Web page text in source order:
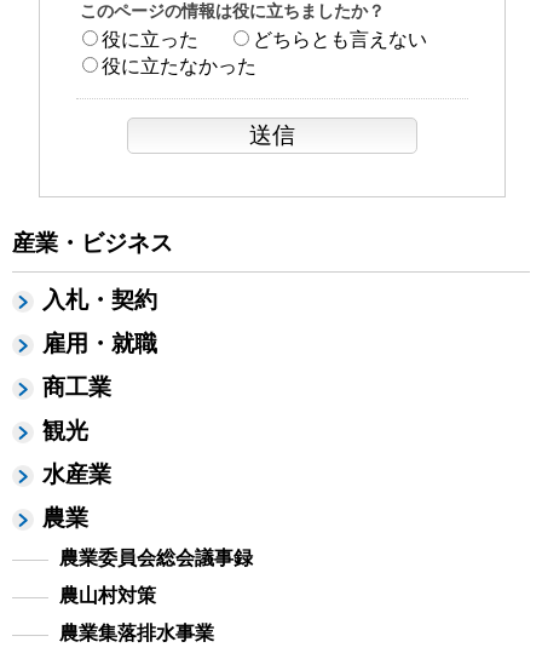
産業・ビジネス
入札・契約
雇用・就職
商工業
観光
水産業
農業
農業委員会総会議事録
農山村対策
農業集落排水事業
このページの情報は役に立ちましたか？
役に立った
どちらとも言えない
役に立たなかった